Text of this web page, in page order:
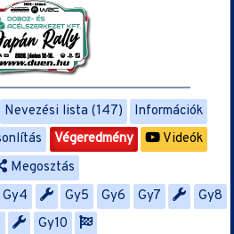
Nevezési lista (147)
Információk
Végeredmény
Videók
Megosztás
Gy4 Gy5 Gy6 Gy7
Gy8
Gy10